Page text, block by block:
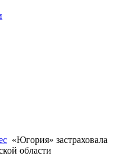
«Югория» застраховала
области